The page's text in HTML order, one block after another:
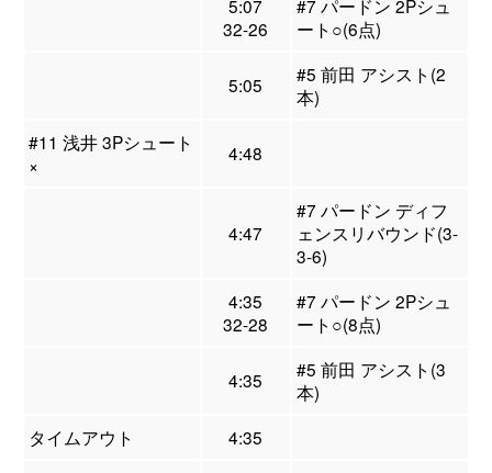
5:07
32-26
#7 パードン 2Pシュ
ート○(6点)
5:05
#5 前田 アシスト(2
本)
#11 浅井 3Pシュート
×
4:48
4:47
#7 パードン ディフ
ェンスリバウンド(3-
3-6)
4:35
32-28
#7 パードン 2Pシュ
ート○(8点)
4:35
#5 前田 アシスト(3
本)
タイムアウト
4:35